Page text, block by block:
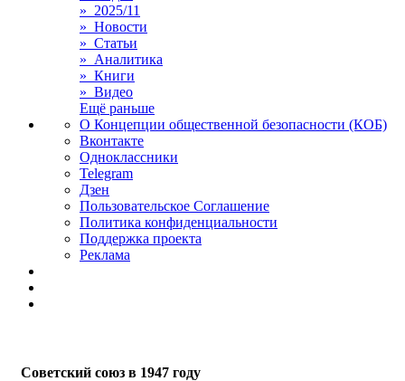
» 2025/11
» Новости
» Статьи
» Аналитика
» Книги
» Видео
Ещё раньше
О Концепции общественной безопасности (КОБ)
Вконтакте
Одноклассники
Telegram
Дзен
Пользовательское Соглашение
Политика конфиденциальности
Поддержка проекта
Реклама
Cоветский союз в 1947 году